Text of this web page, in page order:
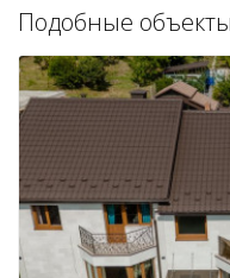
Подобные объекты